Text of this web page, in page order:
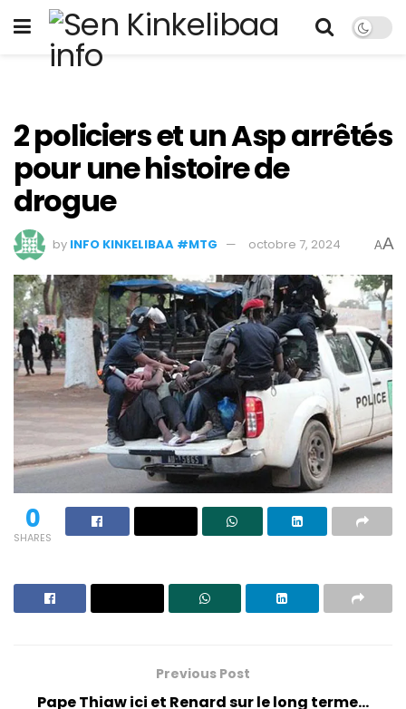
2 policiers et un Asp arrêtés
pour une histoire de
drogue
by INFO KINKELIBAA #MTG octobre 7, 2024 AA
0
SHARES
Previous Post
Pape Thiaw ici et Renard sur le long terme…